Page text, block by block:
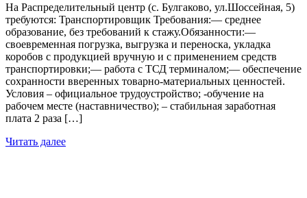
На Распределительный центр (с. Булгаково, ул.Шоссейная, 5)
требуются: Транспортировщик Требования:— среднее
образование, без требований к стажу.Обязанности:—
своевременная погрузка, выгрузка и переноска, укладка
коробов с продукцией вручную и с применением средств
транспортировки;— работа с ТСД терминалом;— обеспечение
сохранности вверенных товарно-материальных ценностей.
Условия – официальное трудоустройство; -обучение на
рабочем месте (наставничество); – стабильная заработная
плата 2 раза […]
Читать далее